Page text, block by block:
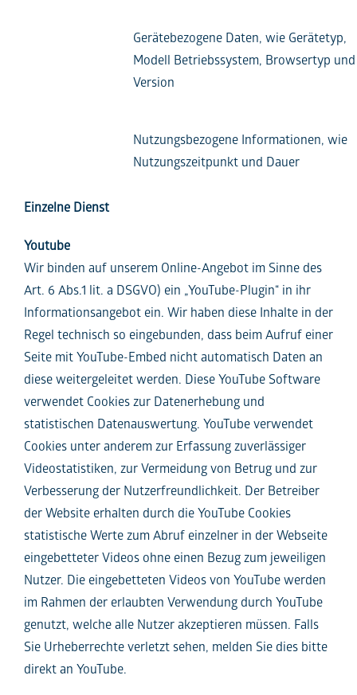
Gerätebezogene Daten, wie Gerätetyp,
Modell Betriebssystem, Browsertyp und
Version
Nutzungsbezogene Informationen, wie
Nutzungszeitpunkt und Dauer
Einzelne Dienst
Youtube
Wir binden auf unserem Online-Angebot im Sinne des
Art. 6 Abs.1 lit. a DSGVO) ein „YouTube-Plugin“ in ihr
Informationsangebot ein. Wir haben diese Inhalte in der
Regel technisch so eingebunden, dass beim Aufruf einer
Seite mit YouTube-Embed nicht automatisch Daten an
diese weitergeleitet werden. Diese YouTube Software
verwendet Cookies zur Datenerhebung und
statistischen Datenauswertung. YouTube verwendet
Cookies unter anderem zur Erfassung zuverlässiger
Videostatistiken, zur Vermeidung von Betrug und zur
Verbesserung der Nutzerfreundlichkeit. Der Betreiber
der Website erhalten durch die YouTube Cookies
statistische Werte zum Abruf einzelner in der Webseite
eingebetteter Videos ohne einen Bezug zum jeweiligen
Nutzer. Die eingebetteten Videos von YouTube werden
im Rahmen der erlaubten Verwendung durch YouTube
genutzt, welche alle Nutzer akzeptieren müssen. Falls
Sie Urheberrechte verletzt sehen, melden Sie dies bitte
direkt an YouTube.